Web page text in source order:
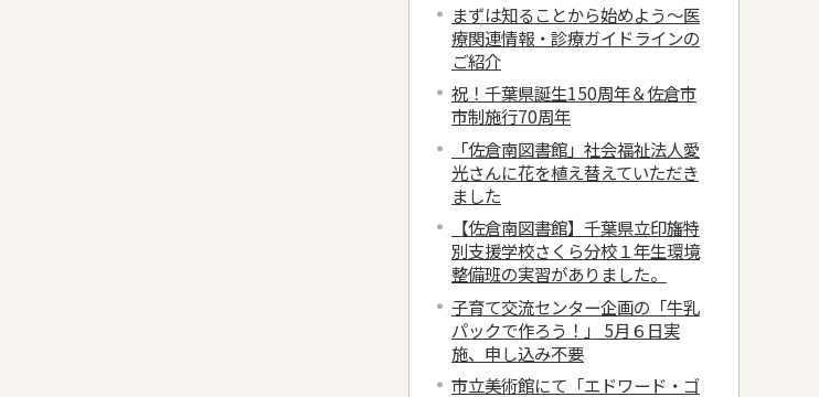
まずは知ることから始めよう～医
療関連情報・診療ガイドラインの
ご紹介
祝！千葉県誕生150周年＆佐倉市
市制施行70周年
「佐倉南図書館」社会福祉法人愛
光さんに花を植え替えていただき
ました
【佐倉南図書館】千葉県立印旛特
別支援学校さくら分校１年生環境
整備班の実習がありました。
子育て交流センター企画の「牛乳
パックで作ろう！」 5月６日実
施、申し込み不要
市立美術館にて「エドワード・ゴ